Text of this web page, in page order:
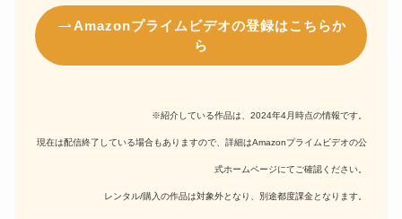
Amazonプライムビデオの登録はこちらか
ら
※紹介している作品は、2024年4月時点の情報です。
現在は配信終了している場合もありますので、詳細はAmazonプライムビデオの公
式ホームページにてご確認ください。
レンタル/購入の作品は対象外となり、別途都度課金となります。